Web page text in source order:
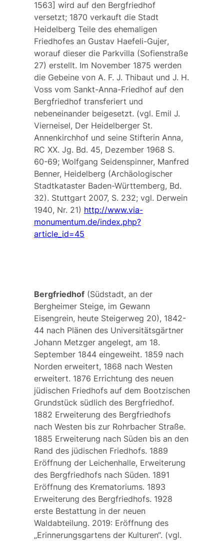
1563] wird auf den Bergfriedhof
versetzt; 1870 verkauft die Stadt
Heidelberg Teile des ehemaligen
Friedhofes an Gustav Haefeli-Gujer,
worauf dieser die Parkvilla (Sofienstraße
27) erstellt. Im November 1875 werden
die Gebeine von A. F. J. Thibaut und J. H.
Vossvom Sankt-Anna-Friedhof auf den
Bergfriedhof transferiert und
nebeneinander beigesetzt. (vgl. Emil J.
Vierneisel, Der Heidelberger St.
Annenkirchhof und seine Stifterin Anna,
RC XX. Jg. Bd. 45, Dezember 1968 S.
60-69; Wolfgang Seidenspinner, Manfred
Benner, Heidelberg (Archäologischer
Stadtkataster Baden-Württemberg, Bd.
32). Stuttgart 2007, S. 232; vgl. Derwein
1940, Nr. 21) http://www.via-
monumentum.de/index.php?
article_id=45
Bergfriedhof(Südstadt, an der
Bergheimer Steige, im Gewann
Eisengrein, heute Steigerweg 20), 1842-
44 nach Plänen des Universitätsgärtner
Johann Metzger angelegt, am 18.
September 1844 eingeweiht. 1859 nach
Norden erweitert, 1868 nach Westen
erweitert. 1876 Errichtung des neuen
jüdischen Friedhofs auf dem Bootzischen
Grundstück südlich des Bergfriedhof.
1882 Erweiterung des Bergfriedhofs
nach Westen bis zur Rohrbacher Straße.
1885 Erweiterung nach Süden bis an den
Rand des jüdischen Friedhofs. 1889
Eröffnung der Leichenhalle, Erweiterung
des Bergfriedhofs nach Süden. 1891
Eröffnung des Krematoriums. 1893
Erweiterung des Bergfriedhofs. 1928
erste Bestattung in der neuen
Waldabteilung. 2019: Eröffnung des
„Erinnerungsgartens der Kulturen“. (vgl.